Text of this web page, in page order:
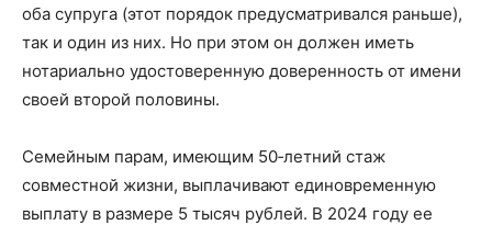
оба супруга (этот порядок предусматривался раньше),
так и один из них. Но при этом он должен иметь
нотариально удостоверенную доверенность от имени
своей второй половины.
Семейным парам, имеющим 50‑летний стаж
совместной жизни, выплачивают единовременную
выплату в размере 5 тысяч рублей. В 2024 году ее